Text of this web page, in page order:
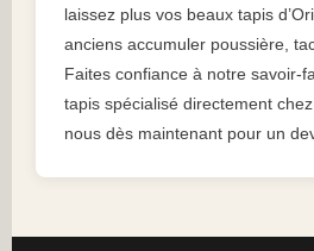
laissez plus vos beaux tapis
anciens accumuler poussière,
Faites confiance à notre savoir-
tapis spécialisé directement
nous dès maintenant pour un